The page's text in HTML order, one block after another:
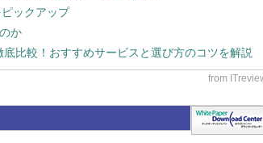
ックアップ
か
底比較！おすすめサービスと選び方のコツを解説